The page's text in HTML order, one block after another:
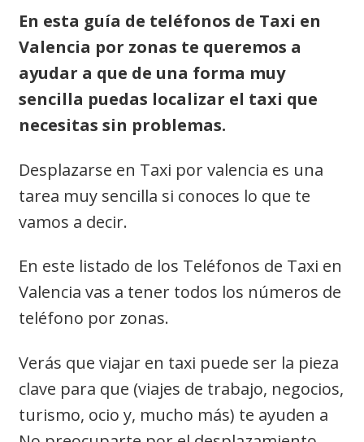
En esta guía de teléfonos de Taxi en
Valencia por zonas te queremos a
ayudar a que de una forma muy
sencilla puedas localizar el taxi que
necesitas sin problemas.
Desplazarse en Taxi por valencia es una
tarea muy sencilla si conoces lo que te
vamos a decir.
En este listado de los Teléfonos de Taxi en
Valencia vas a tener todos los números de
teléfono por zonas.
Verás que viajar en taxi puede ser la pieza
clave para que (viajes de trabajo, negocios,
turismo, ocio y, mucho más) te ayuden a